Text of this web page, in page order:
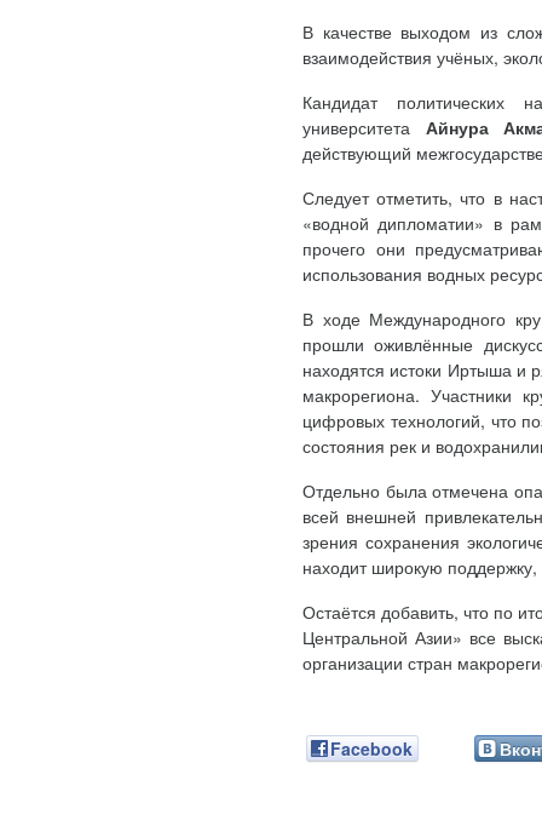
В качестве выходом из
взаимодействия учёных,
Кандидат политических
университета Айнура
действующий
Следует отметить, что в
«водной дипломатии» в
прочего они
использования водных
В ходе Международного
прошли оживлённые
находятся истоки Иртыша и
макрорегиона. Участники
цифровых технологий, что
состояния рек и
Отдельно была отмечена
всей внешней
зрения сохранения
находит широкую
Остаётся добавить, что по
Центральной Азии» все
организации стран
Facebook